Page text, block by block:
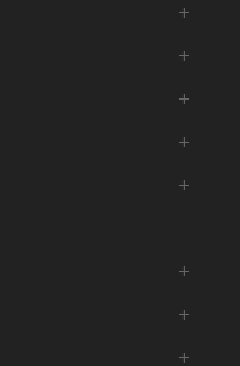
+
+
+
+
+
+
+
+